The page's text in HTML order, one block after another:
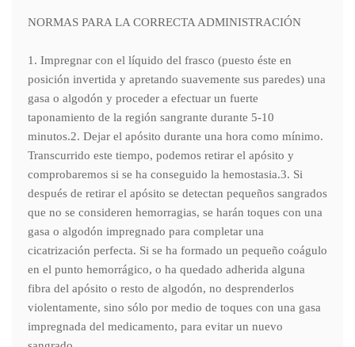
NORMAS PARA LA CORRECTA ADMINISTRACIÓN
1. Impregnar con el líquido del frasco (puesto éste en
posición invertida y apretando suavemente sus paredes) una
gasa o algodón y proceder a efectuar un fuerte
taponamiento de la región sangrante durante 5-10
minutos.2. Dejar el apósito durante una hora como mínimo.
Transcurrido este tiempo, podemos retirar el apósito y
comprobaremos si se ha conseguido la hemostasia.3. Si
después de retirar el apósito se detectan pequeños sangrados
que no se consideren hemorragias, se harán toques con una
gasa o algodón impregnado para completar una
cicatrización perfecta. Si se ha formado un pequeño coágulo
en el punto hemorrágico, o ha quedado adherida alguna
fibra del apósito o resto de algodón, no desprenderlos
violentamente, sino sólo por medio de toques con una gasa
impregnada del medicamento, para evitar un nuevo